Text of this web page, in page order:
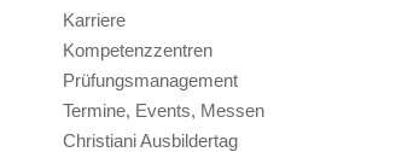
Karriere
Kompetenzzentren
Prüfungsmanagement
Termine, Events, Messen
Christiani Ausbildertag